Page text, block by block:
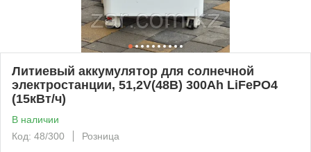
Литиевый аккумулятор для солнечной
электростанции, 51,2V(48В) 300Ah LiFePO4
(15кВт/ч)
В наличии
Код: 48/300
Розница